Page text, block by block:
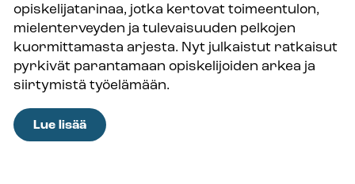
opiskelijatarinaa, jotka kertovat toimeentulon,
mielenterveyden ja tulevaisuuden pelkojen
kuormittamasta arjesta. Nyt julkaistut ratkaisut
pyrkivät parantamaan opiskelijoiden arkea ja
siirtymistä työelämään.
Lue lisää:
Korkeakouluopiskelijoiden